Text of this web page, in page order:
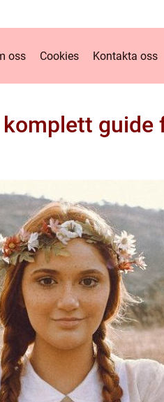
oss Cookies Kontakta oss
guide